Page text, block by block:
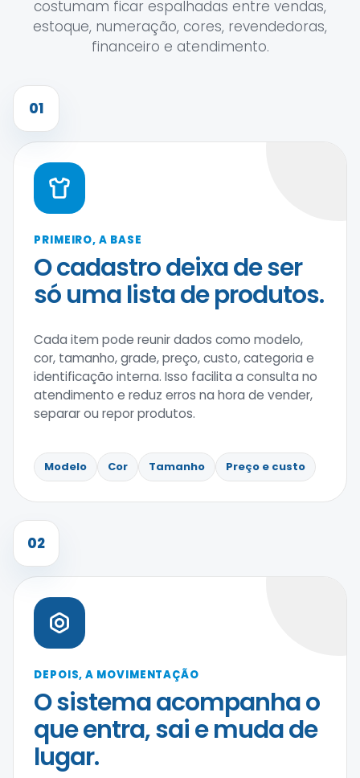
costumam ficar espalhadas entre vendas,
estoque, numeração, cores, revendedoras,
financeiro e atendimento.
01
PRIMEIRO, A BASE
O cadastro deixa de ser
só uma lista de produtos.
Cada item pode reunir dados como modelo,
cor, tamanho, grade, preço, custo, categoria e
identificação interna. Isso facilita a consulta no
atendimento e reduz erros na hora de vender,
separar ou repor produtos.
Modelo Cor Tamanho Preço e custo
02
DEPOIS, A MOVIMENTAÇÃO
O sistema acompanha o
que entra, sai e muda de
lugar.